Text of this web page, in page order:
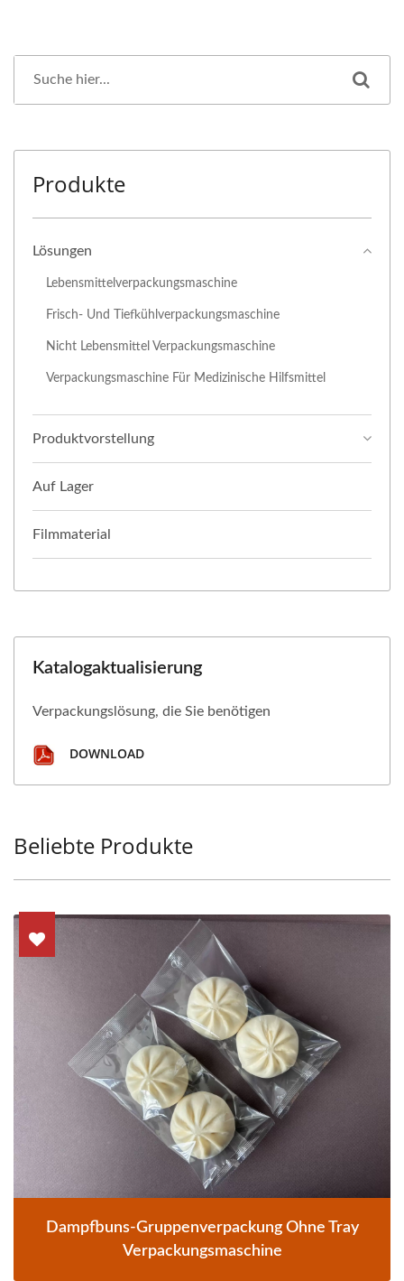
Produkte
Lösungen
Lebensmittelverpackungsmaschine
Frisch- Und Tiefkühlverpackungsmaschine
Nicht Lebensmittel Verpackungsmaschine
Verpackungsmaschine Für Medizinische Hilfsmittel
Produktvorstellung
Auf Lager
Filmmaterial
Katalogaktualisierung
Verpackungslösung, die Sie benötigen
DOWNLOAD
Beliebte Produkte
Dampfbuns-Gruppenverpackung Ohne Tray
Verpackungsmaschine